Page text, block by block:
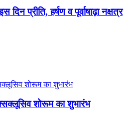
दिन प्रीति, हर्षण व पूर्वाषाढ़ा नक्षत्र
शोरूम का शुभारंभ